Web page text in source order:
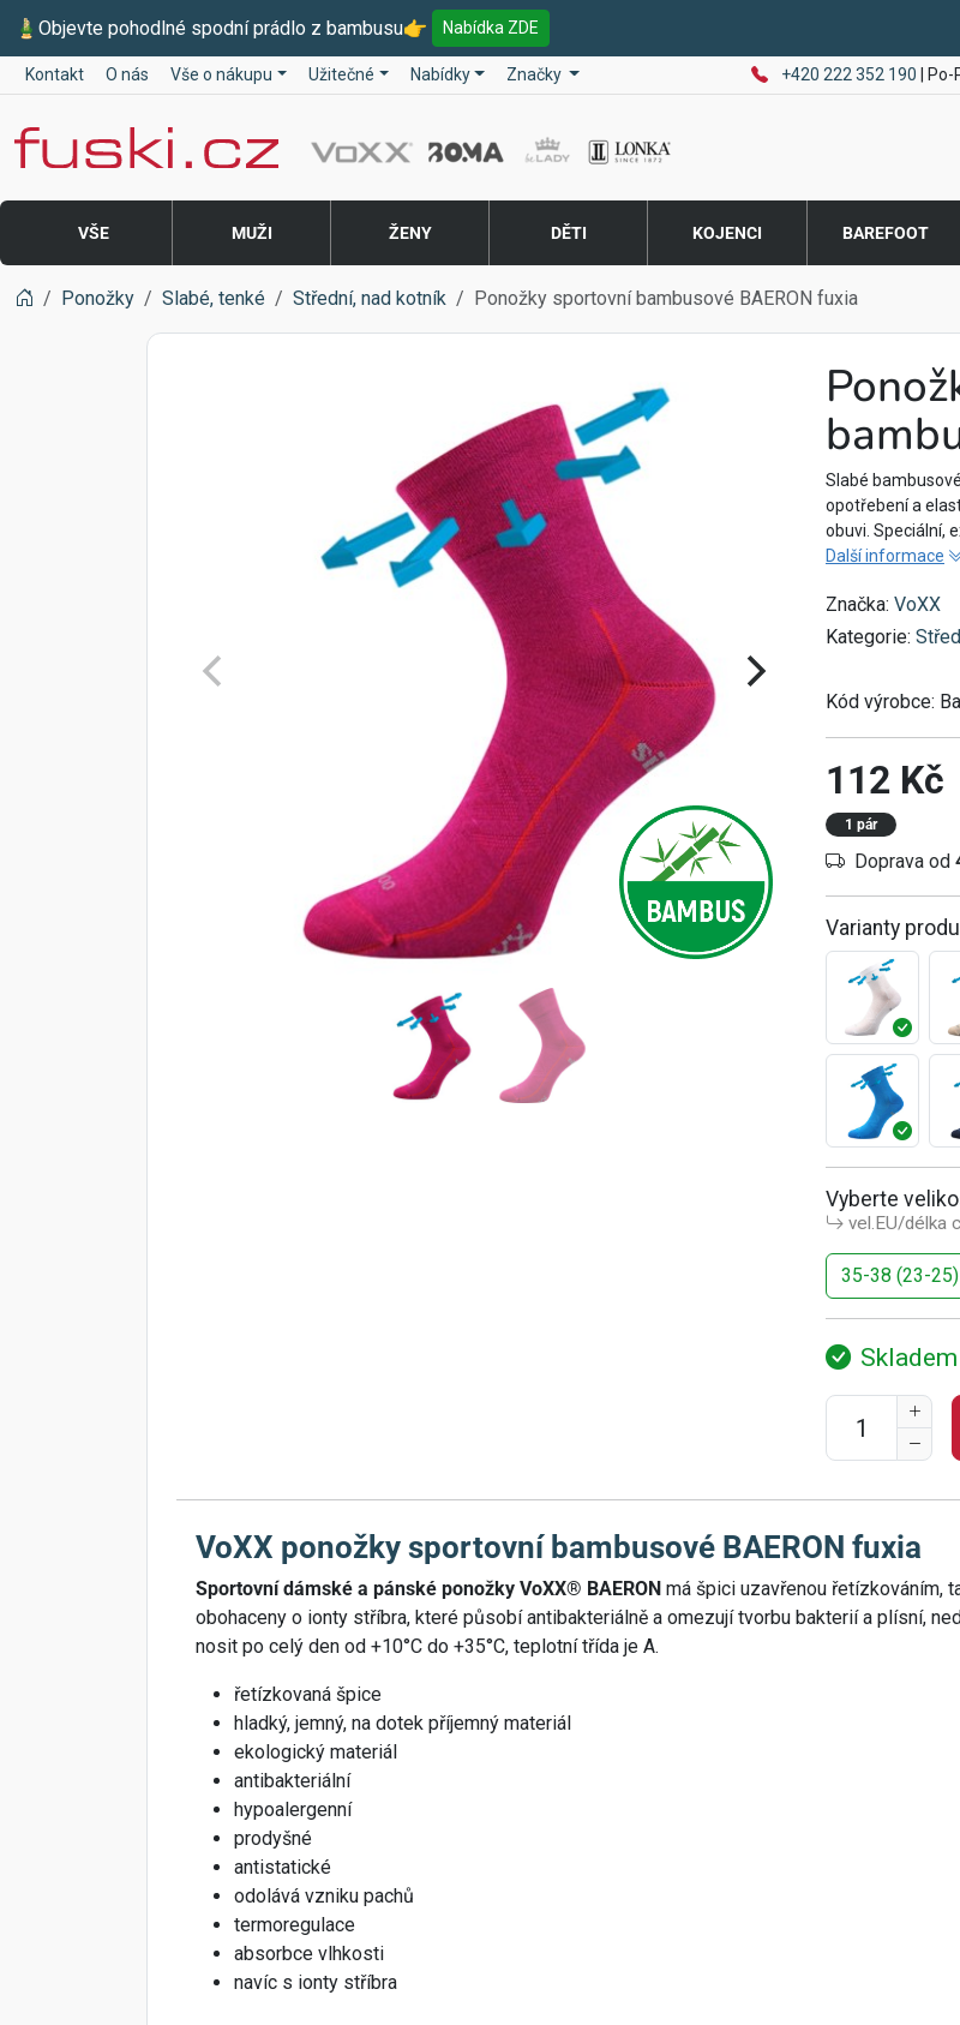
🎍 Objevte pohodlné spodní prádlo z bambusu👉 Nabídka ZDE
Kontakt O nás Vše o nákupu Užitečné Nabídky Značky +420 222 352 190 |
Fuski BOMA
VŠE MUŽI ŽENY DĚTI KOJENCI BAREFOOT
Ponožky Slabé, tenké Střední, nad kotník Ponožky sportovní bambusové BAERON fuxia
Slabé
opotřebení a
obuvi. Speciální,
Další informace
Značka: VoXX
Kategorie:
Kód výrobce:
112 Kč
1 pár
Doprava od
Varianty
Vyberte
vel.EU/délka
35-38 (23-25)
Skladem
VoXX ponožky sportovní bambusové BAERON fuxia
Sportovní dámské a pánské ponožky VoXX® BAERON má špici uzavřenou řetízkováním,
obohaceny o ionty stříbra, které působí antibakteriálně a omezují tvorbu bakterií a plísní,
nosit po celý den od +10°C do +35°C, teplotní třída je A.
řetízkovaná špice
hladký, jemný, na dotek příjemný materiál
ekologický materiál
antibakteriální
hypoalergenní
prodyšné
antistatické
odolává vzniku pachů
termoregulace
absorbce vlhkosti
navíc s ionty stříbra